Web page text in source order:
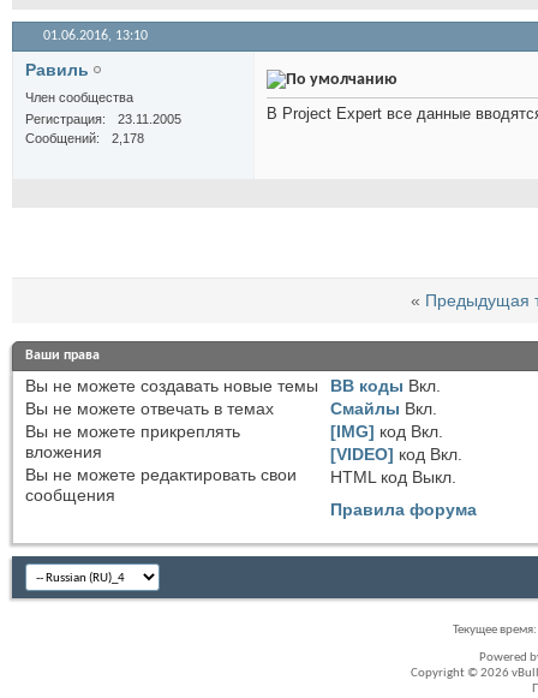
01.06.2016, 13:10
Равиль
Член сообщества
Регистрация
23.11.2005
Сообщений
2,178
В Project Expert все данные
« Предыдущая
Ваши права
Вы не можете создавать новые темы
Вы не можете отвечать в темах
Вы не можете прикреплять
вложения
Вы не можете редактировать свои
сообщения
BB коды Вкл.
Смайлы Вкл.
[IMG] код Вкл.
[VIDEO] код Вкл.
HTML код Выкл.
Правила форума
Текущее время:
Powered
Copyright © 2026